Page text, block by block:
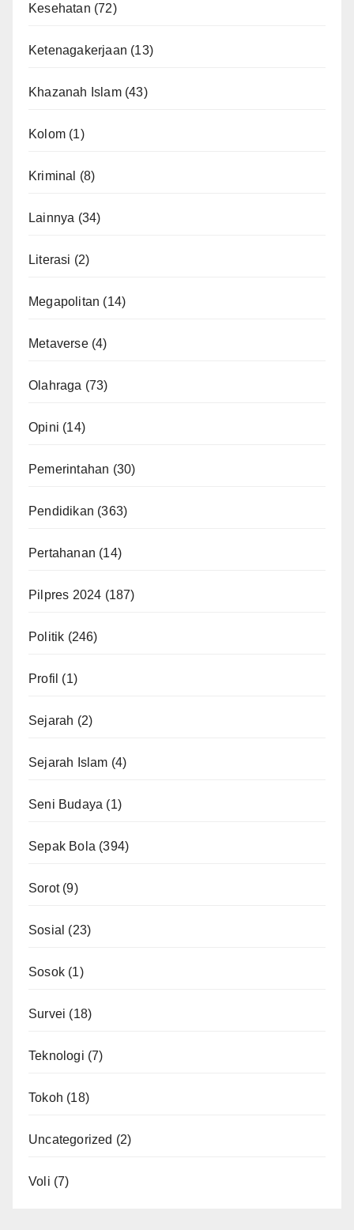
Kesehatan (72)
Ketenagakerjaan (13)
Khazanah Islam(43)
Kolom (1)
Kriminal (8)
Lainnya (34)
Literasi (2)
Megapolitan (14)
Metaverse(4)
Olahraga (73)
Opini (14)
Pemerintahan (30)
Pendidikan (363)
Pertahanan (14)
Pilpres 2024 (187)
Politik (246)
Profil (1)
Sejarah (2)
Sejarah Islam (4)
Seni Budaya (1)
Sepak Bola (394)
Sorot(9)
Sosial (23)
Sosok (1)
Survei (18)
Teknologi (7)
Tokoh (18)
Uncategorized (2)
Voli (7)